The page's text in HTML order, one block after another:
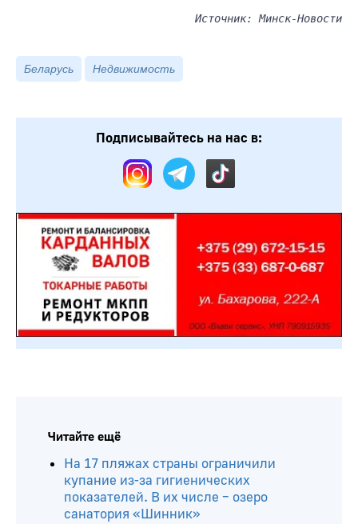
Источник: Минск-Новости
Беларусь Недвижимость
Подписывайтесь на нас в:
Читайте ещё
На 17 пляжах страны ограничили
купание из-за гигиенических
показателей. В их числе – озеро
санатория «Шинник»